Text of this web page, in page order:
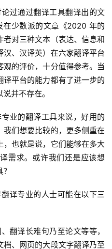
少数派的文章《2020 年的
对三种文本（表达、信息和
、汉译英）在六家翻译平台
的评价，十分值得参考。当
平台的能力都有了进一步的
并不存在。
们想要比较的，更多侧重在
也就是说，它们能够在多大
需求。或许我们还是应该想
、网页的大段文字翻译乃至